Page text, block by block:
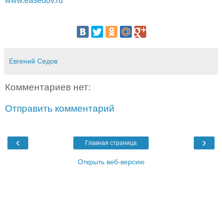
Евгений Седов
Комментариев нет:
Отправить комментарий
‹ ›
Главная страница
Открыть веб-версию